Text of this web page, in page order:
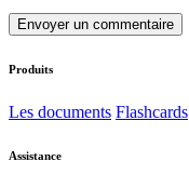
Envoyer un commentaire
Produits
Les documents Flashcards
Assistance